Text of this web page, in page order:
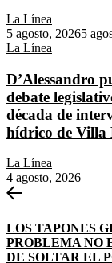
La Línea
5 agosto, 20265
La Línea
D’Alessandro
debate
década de
hídrico de Villa
La Línea
4 agosto, 2026
Navegación
entradas
Entrada
LOS TAPONES
PROBLEMA NO
DE SOLTAR EL